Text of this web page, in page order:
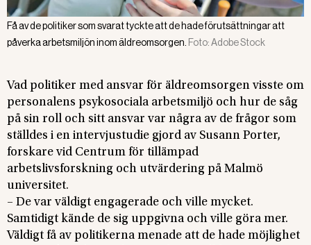
Få av de politiker som svarat tyckte att de hade förutsättningar att
påverka arbetsmiljön inom äldreomsorgen. Foto:Adobe Stock
Vad politiker med ansvar för äldreomsorgen visste om
personalens psykosociala arbetsmiljö och hur de såg
på sin roll och sitt ansvar var några av de frågor som
ställdes i en intervjustudie gjord av Susann Porter,
forskare vid Centrum för tillämpad
arbetslivsforskning och utvärdering på Malmö
universitet.
– De var väldigt engagerade och ville mycket.
Samtidigt kände de sig uppgivna och ville göra mer.
Väldigt få av politikerna menade att de hade möjlighet